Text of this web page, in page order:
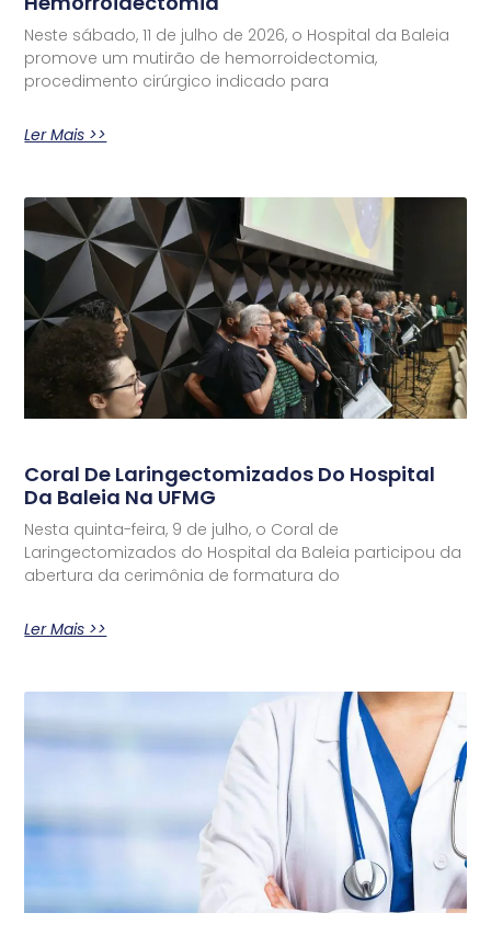
Neste sábado, 11 de julho de 2026, o Hospital da Baleia
promove um mutirão de hemorroidectomia,
procedimento cirúrgico indicado para
Ler Mais >>
Coral De Laringectomizados Do Hospital
Da Baleia Na UFMG
Nesta quinta-feira, 9 de julho, o Coral de
Laringectomizados do Hospital da Baleia participou da
abertura da cerimônia de formatura do
Ler Mais >>